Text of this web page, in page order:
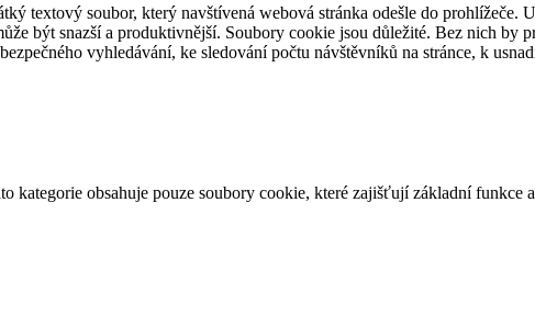
textový soubor, který navštívená webová stránka odešle do prohlížeče.
být snazší a produktivnější. Soubory cookie jsou důležité. Bez nich by
vyhledávání, ke sledování počtu návštěvníků na stránce, k
kategorie obsahuje pouze soubory cookie, které zajišťují základní funkce